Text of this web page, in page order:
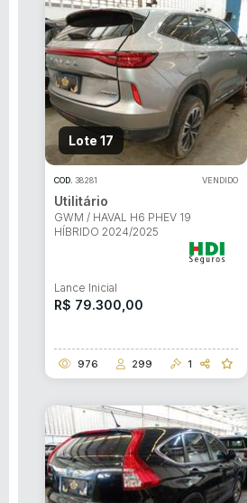
Lote 17
COD. 38281 VENDIDO
Utilitário
GWM / HAVAL H6 PHEV 19
HÍBRIDO 2024/2025
Lance Inicial
R$ 79.300,00
976 299 1